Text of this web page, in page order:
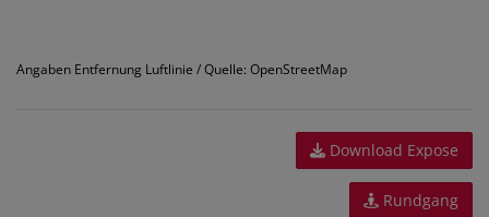
Angaben Entfernung Luftlinie / Quelle: OpenStreetMap
Download Expose
Rundgang